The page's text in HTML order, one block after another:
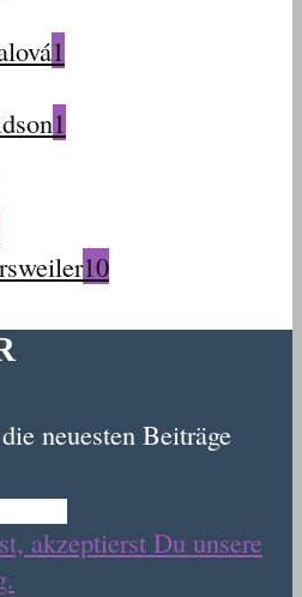
1
1
10
neuesten Beiträge
akzeptierst Du unsere